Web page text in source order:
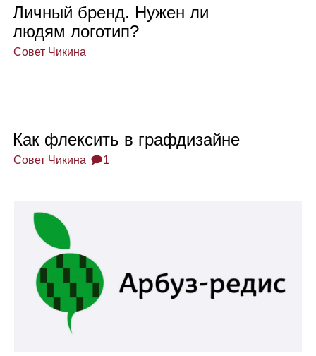
Лич­ный бренд. Нужен ли
людям лого­тип?
Совет Чикина
Как флек­сить в граф­ди­зайне
Совет Чикина 🗩1